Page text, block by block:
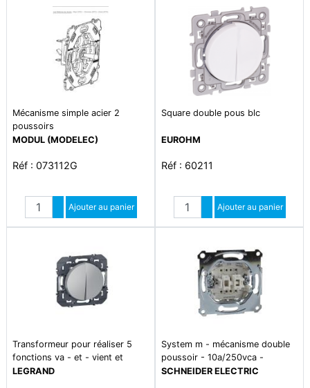
Mécanisme simple acier 2
poussoirs
MODUL (MODELEC)
Réf : 073112G
Quantité
Augmenter quantité
Diminuer quantité
Ajouter au panier
Square double pous blc
EUROHM
Réf : 60211
Quantité
Augmenter quantité
Diminuer quantité
Ajouter au panier
Transformeur pour réaliser 5
fonctions va - et - vient et
poussoir dooxie finition alu
LEGRAND
System m - mécanisme double
poussoir - 10a/250vca -
connexion rapide
SCHNEIDER ELECTRIC